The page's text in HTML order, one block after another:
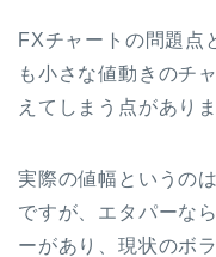
FXチャートの問題点
も小さな値動きのチ
えてしまう点がありま
実際の値幅というの
ですが、エタパーな
ーがあり、現状のボ